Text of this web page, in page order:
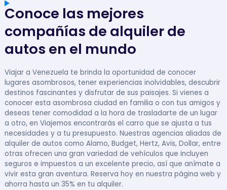
Conoce las mejores
compañías de alquiler de
autos en el mundo
Viajar a Venezuela te brinda la oportunidad de conocer
lugares asombrosos, tener experiencias inolvidables, descubrir
destinos fascinantes y disfrutar de sus paisajes. Si vienes a
conocer esta asombrosa ciudad en familia o con tus amigos y
deseas tener comodidad a la hora de trasladarte de un lugar
a otro, en Viajemos encontrarás el carro que se ajusta a tus
necesidades y a tu presupuesto. Nuestras agencias aliadas de
alquiler de autos como Alamo, Budget, Hertz, Avis, Dollar, entre
otras ofrecen una gran variedad de vehículos que incluyen
seguros e impuestos a un excelente precio, así que anímate a
vivir esta gran aventura. Reserva hoy en nuestra página web y
ahorra hasta un 35% en tu alquiler.